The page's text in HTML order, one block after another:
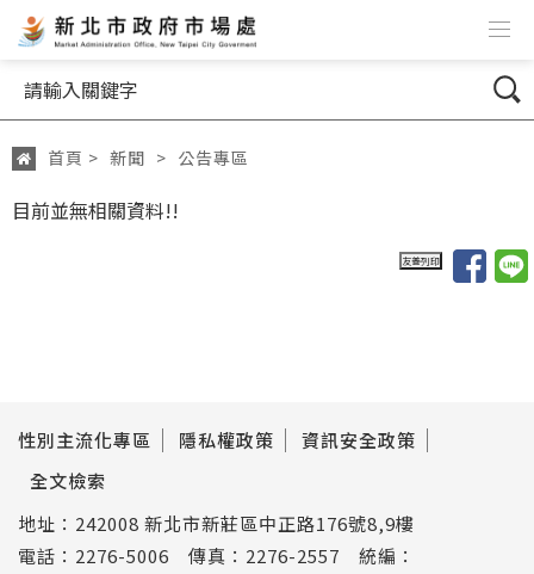
跳到主要內容
網站導覽
搜尋
首頁 > 新聞 > 公告專區
目前並無相關資料!!
性別主流化專區 隱私權政策
資訊安全政策
全文檢索
地址：242008 新北市新莊區中正路176號8,9樓
電話：2276-5006 傳真：2276-2557 統編：